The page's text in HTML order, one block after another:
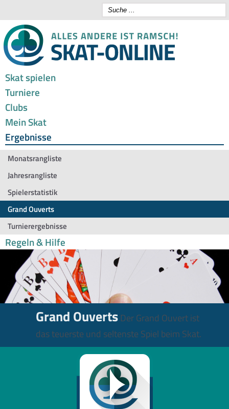
Skat spielen
Turniere
Clubs
Mein Skat
Ergebnisse
Monatsrangliste
Jahresrangliste
Spielerstatistik
Grand Ouverts
Turnierergebnisse
Regeln & Hilfe
Grand OuvertsDer Grand Ouvert ist
das teuerste und seltenste Spiel beim Skat.